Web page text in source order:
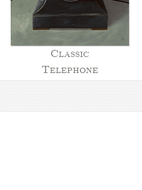
Classic
Telephone